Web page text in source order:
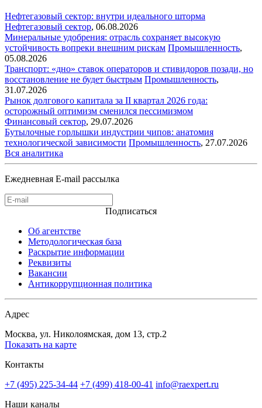
Нефтегазовый сектор: внутри идеального шторма
Нефтегазовый сектор, 06.08.2026
Минеральные удобрения: отрасль сохраняет высокую
устойчивость вопреки внешним рискам Промышленность,
05.08.2026
Транспорт: «дно» ставок операторов и стивидоров позади, но
восстановление не будет быстрым Промышленность,
31.07.2026
Рынок долгового капитала за II квартал 2026 года:
осторожный оптимизм сменился пессимизмом
Финансовый сектор, 29.07.2026
Бутылочные горлышки индустрии чипов: анатомия
технологической зависимости Промышленность, 27.07.2026
Вся аналитика
Ежедневная E-mail рассылка
Подписаться
Об агентстве
Методологическая база
Раскрытие информации
Реквизиты
Вакансии
Антикоррупционная политика
Адрес
Москва, ул. Николоямская, дом 13, стр.2
Показать на карте
Контакты
+7 (495) 225-34-44 +7 (499) 418-00-41 info@raexpert.ru
Наши каналы